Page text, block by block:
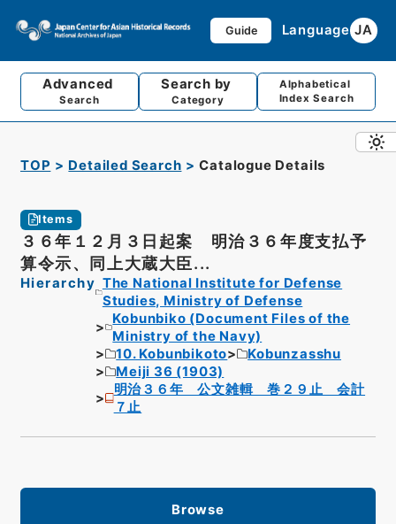
Guide Language JA
Advanced
Search
Search by
Category
Alphabetical
Index Search
TOP Detailed Search Catalogue Details
Items
３６年１２月３日起案 明治３６年度支払予
算令示、同上大蔵大臣...
Hierarchy The National Institute for Defense
Studies, Ministry of Defense
Kobunbiko (Document Files of the
Ministry of the Navy)
10. Kobunbikoto
Kobunzasshu
Meiji 36 (1903)
明治３６年 公文雑輯 巻２９止 会計
７止
Browse